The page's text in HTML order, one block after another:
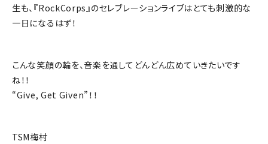
生も、『RockCorps』のセレブレーションライブはとても刺激的な
一日になるはず！
こんな笑顔の輪を、音楽を通してどんどん広めていきたいです
ね！！
“Give, Get Given”！！
TSM梅村